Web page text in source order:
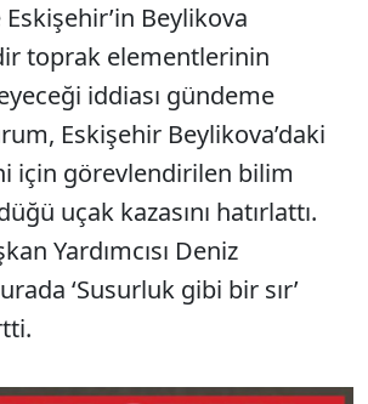
Beylikova
toprak elementlerinin
iddiası gündeme
Eskişehir Beylikova’daki
için görevlendirilen bilim
uçak kazasını hatırlattı.
Yardımcısı Deniz
‘Susurluk gibi bir sır’